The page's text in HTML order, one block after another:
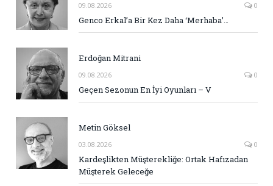
09.08.2026 0
Genco Erkal’a Bir Kez Daha ‘Merhaba’…
Erdoğan Mitrani
09.08.2026 0
Geçen Sezonun En İyi Oyunları – V
Metin Göksel
03.08.2026 0
Kardeşlikten Müşterekliğe: Ortak Hafızadan
Müşterek Geleceğe